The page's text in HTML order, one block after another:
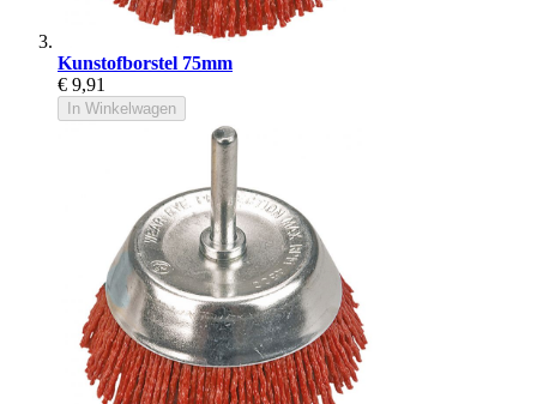
Kunstofborstel 75mm
€ 9,91
In Winkelwagen